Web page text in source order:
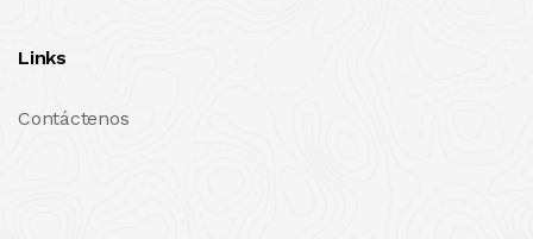
Links
Contáctenos